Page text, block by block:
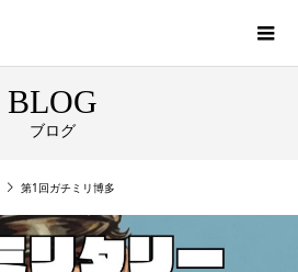
BLOG
ブログ
第1回ガチミリ博多